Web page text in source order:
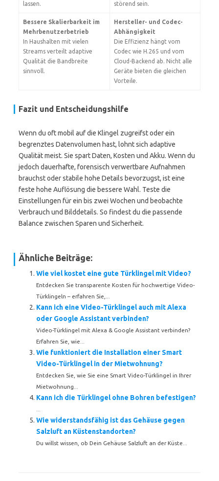
lassen.
störend sein.
Bessere Skalierbarkeit im
Mehrbenutzerbetrieb
In Haushalten mit vielen
Streams verteilt adaptive
Qualität die Bandbreite
sinnvoll.
Hersteller- und Codec-
Abhängigkeit
Die Effizienz hängt vom
Codec wie H.265 und vom
Cloud-Backend ab. Nicht alle
Geräte bieten die gleichen
Vorteile.
Fazit und Entscheidungshilfe
Wenn du oft mobil auf die Klingel zugreifst oder ein
begrenztes Datenvolumen hast, lohnt sich adaptive
Qualität meist. Sie spart Daten, Kosten und Akku. Wenn du
jedoch dauerhafte, forensisch verwertbare Aufnahmen
brauchst oder stabile hohe Details bevorzugst, ist eine
feste hohe Auflösung die bessere Wahl. Teste die
Einstellungen für ein bis zwei Wochen und beobachte
Verbrauch und Bilddetails. So findest du die passende
Balance zwischen Sparen und Sicherheit.
Ähnliche Beiträge:
Wie viel kostet eine gute Türklingel mit Video?
Entdecken Sie transparente Kosten für hochwertige Video-
Türklingeln – erfahren Sie,...
Kann ich eine Video-Türklingel auch mit Alexa
oder Google Assistant verbinden?
Video-Türklingel mit Alexa & Google Assistant verbinden?
Erfahren Sie, wie...
Wie funktioniert die Installation einer Smart
Video-Türklingel in der Mietwohnung?
Entdecken Sie, wie Sie eine Smart Video-Türklingel in Ihrer
Mietwohnung...
Kann ich die Türklingel ohne Bohren befestigen?
Wie widerstandsfähig ist das Gehäuse gegen
Salzluft an Küstenstandorten?
Du willst wissen, ob Dein Gehäuse Salzluft an der Küste...